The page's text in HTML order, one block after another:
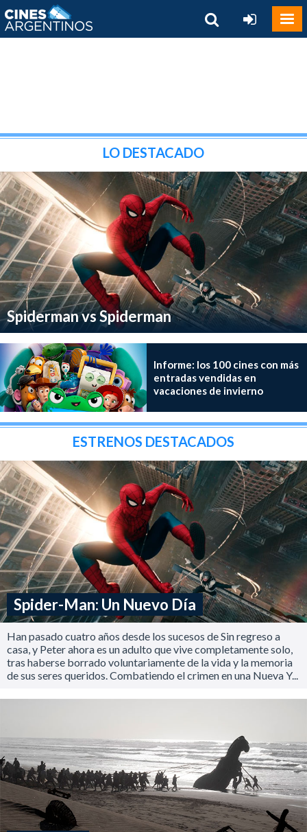
LO DESTACADO
Spiderman vs Spiderman
Informe: los 100 cines con más
entradas vendidas en
vacaciones de invierno
ESTRENOS DESTACADOS
Spider-Man: Un Nuevo Día
Han pasado cuatro años desde los sucesos de Sin regreso a
casa, y Peter ahora es un adulto que vive completamente solo,
tras haberse borrado voluntariamente de la vida y la memoria
de sus seres queridos. Combatiendo el crimen en una Nueva Y...